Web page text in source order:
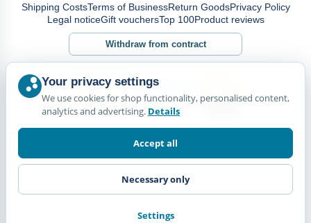
Shipping CostsTerms of BusinessReturn GoodsPrivacy Policy
Legal noticeGift vouchersTop 100Product reviews
Withdraw from contract
© Happy Diskus - e.Kfr. 2026. All rights reserved.
Your privacy settings
We use cookies for shop functionality, personalised content,
analytics and advertising. Details
Accept all
Necessary only
Settings